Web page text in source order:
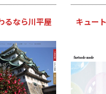
るなら川平屋
キュー